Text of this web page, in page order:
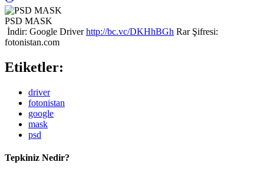
PSD MASK
İndir: Google Driverhttp://bc.vc/DKHhBGh Rar Şifresi:
fotonistan.com
Etiketler:
driver
fotonistan
google
mask
psd
Tepkiniz Nedir?